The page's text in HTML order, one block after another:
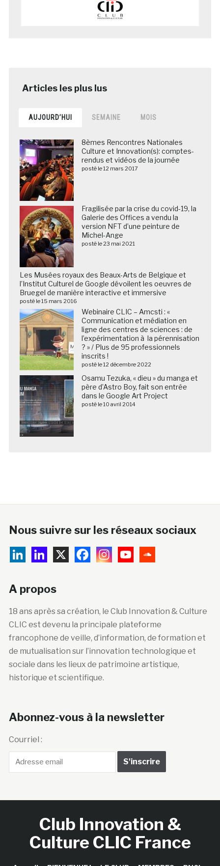
AUJOURD’HUI SEMAINE MOIS
8èmes Rencontres Nationales
Culture et Innovation(s): comptes-
rendus et vidéos de la journée
posté le 12 mars 2017
Fragilisée par la crise du covid-19, la
Galerie des Offices a vendu la
version NFT d’une peinture de
Michel-Ange
posté le 23 mai 2021
Les Musées royaux des Beaux-Arts de Belgique et
l’Institut Culturel de Google dévoilent les oeuvres de
Bruegel de manière interactive et immersive
posté le 15 mars 2016
Webinaire CLIC – Amcsti : «
Communication et médiation en
ligne des centres de sciences : de
l’expérimentation à la pérennisation
? » / Plus de 95 professionnels
inscrits !
posté le 12 décembre 2022
Osamu Tezuka, « dieu » du manga et
père d’Astro Boy, fait son entrée
dans le Google Art Project
posté le 10 avril 2014
Nous suivre sur les réseaux sociaux
A propos
18 ans après sa création, le Club Innovation & Culture
CLIC est devenu la principale plateforme
francophone de veille, d’information, de formation et
de mutualisation sur l’innovation technologique et
sociale dans les lieux de patrimoine artistique,
historique et scientifique.
Abonnez-vous à la newsletter
Courriel :
Club Innovation &
Culture CLIC France